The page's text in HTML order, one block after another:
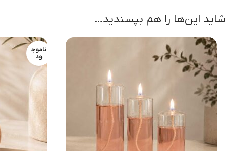
شاید این‌ها را هم بپسندید…
ناموج
ود